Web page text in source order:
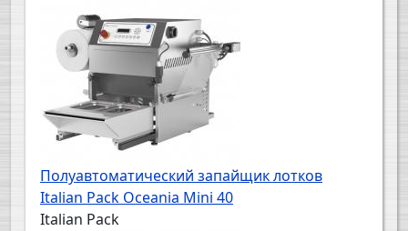
Полуавтоматический запайщик лотков
Italian Pack Oceania Mini 40
Italian Pack